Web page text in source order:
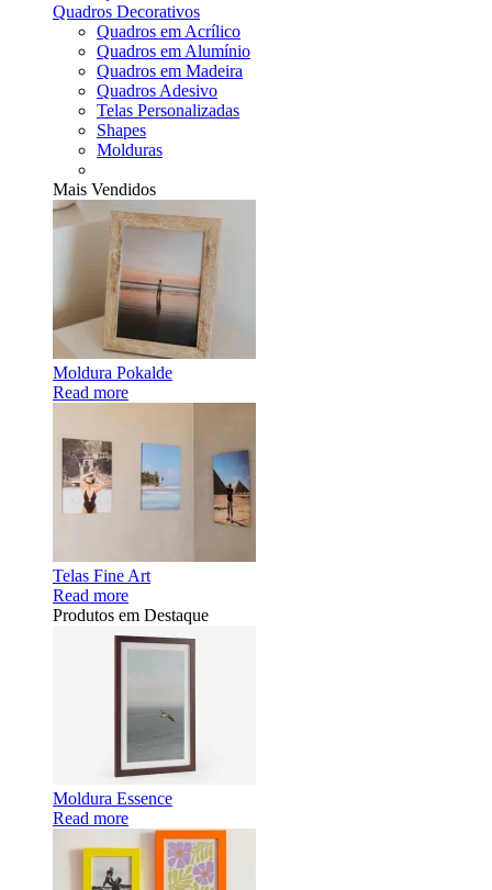
Quadros Decorativos
Quadros em Acrílico
Quadros em Alumínio
Quadros em Madeira
Quadros Adesivo
Telas Personalizadas
Shapes
Molduras
Mais Vendidos
Moldura Pokalde
Read more
Telas Fine Art
Read more
Produtos em Destaque
Moldura Essence
Read more